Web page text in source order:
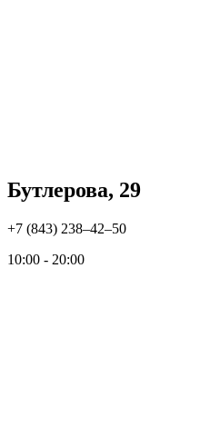
Бутлерова, 29
+7 (843) 238‒42‒50
10:00 - 20:00